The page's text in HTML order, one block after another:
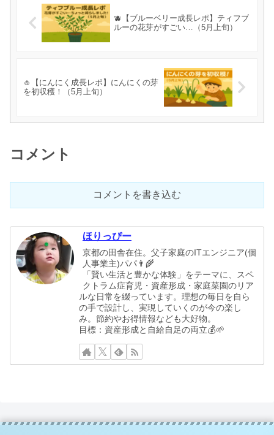
🫐【ブルーベリー成長レポ】ティフブ
ルーの花芽がすごい…（5月上旬）
🧄【にんにく成長レポ】にんにくの芽
を初収穫！（5月上旬）
コメント
コメントを書き込む
ほりっぴー
京都の田舎在住。父子家庭のITエンジニア(個
人事業主)パパ👨‍🌾
「賢い生活と豊かな体験」をテーマに、スペ
クトラム症育児・資産形成・家庭菜園のリア
ルな日常を綴っています。理想の毎日を自ら
の手で設計し、実現していくのが今の楽し
み。節約やお得情報なども大好物。
目標：資産形成と自給自足の両立💰🌱